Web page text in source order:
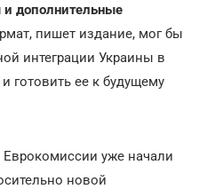
и дополнительные
пишет издание, мог бы
интеграции Украины в
готовить ее к будущему
уже начали
новой